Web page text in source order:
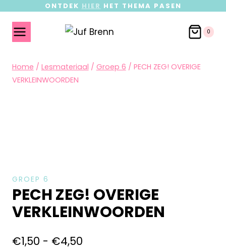
ONTDEK HIER HET THEMA PASEN
0
Home / Lesmateriaal / Groep 6 / PECH ZEG! OVERIGE
VERKLEINWOORDEN
GROEP 6
PECH ZEG! OVERIGE
VERKLEINWOORDEN
€1,50 - €4,50